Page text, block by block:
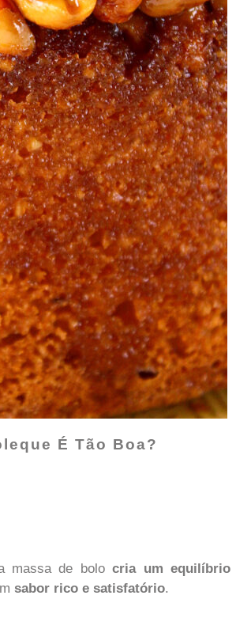
É Tão Boa?
massa de bolocria um equilíbrio
sabor rico e satisfatório.